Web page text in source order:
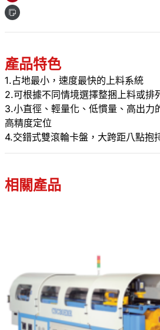
產品特色
1.占地最小，速度最快的上料系統
2.可根據不同情境選擇整捆上料或排
3.小直徑、輕量化、低慣量、高出力
高精度定位
4.交錯式雙滾輪卡盤，大跨距八點抱
相關產品